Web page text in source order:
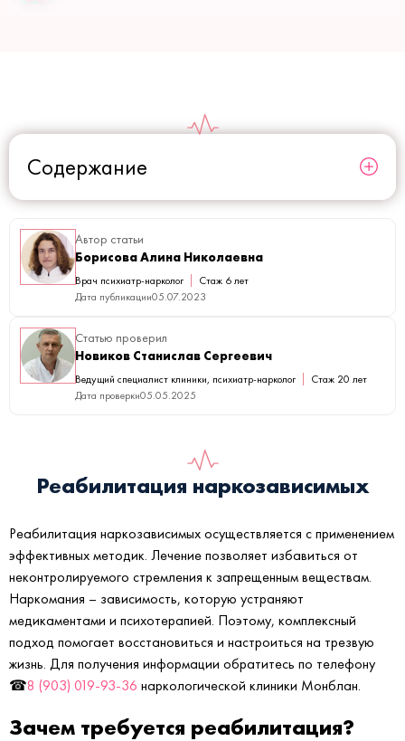
Содержание
Автор статьи
Борисова Алина Николаевна
Врач психиатр-нарколог
Стаж 6 лет
Дата публикации05.07.2023
Статью проверил
Новиков Станислав Сергеевич
Ведущий специалист клиники, психиатр-нарколог
Стаж 20 лет
Дата проверки05.05.2025
Реабилитация наркозависимых
Реабилитация наркозависимых осуществляется с применением
эффективных методик. Лечение позволяет избавиться от
неконтролируемого стремления к запрещенным веществам.
Наркомания – зависимость, которую устраняют
медикаментами и психотерапией. Поэтому, комплексный
подход помогает восстановиться и настроиться на трезвую
жизнь. Для получения информации обратитесь по телефону
☎8 (903) 019-93-36 наркологической клиники Монблан.
Зачем требуется реабилитация?